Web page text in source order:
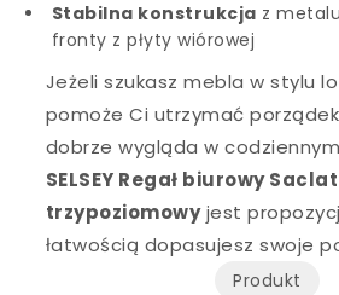
Stabilna konstrukcja z
fronty z płyty wiórowej
Jeżeli szukasz mebla w stylu
pomoże Ci utrzymać
dobrze wygląda w
SELSEY Regał biurowy
trzypoziomowyjest
łatwością dopasujesz swoje
Produkt